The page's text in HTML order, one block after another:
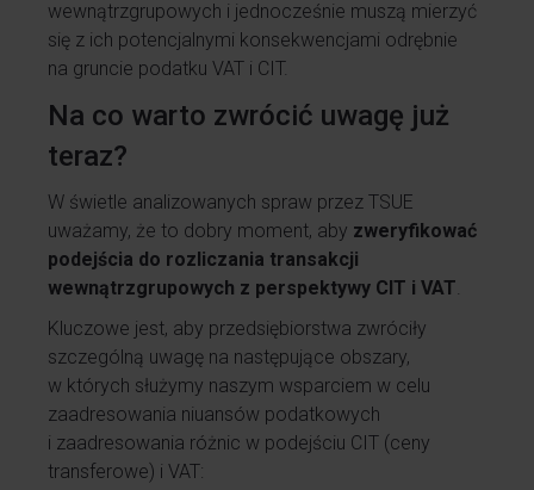
wewnątrzgrupowych i jednocześnie muszą mierzyć
się z ich potencjalnymi konsekwencjami odrębnie
na gruncie podatku VAT i CIT.
Na co warto zwrócić uwagę już
teraz?
W świetle analizowanych spraw przez TSUE
uważamy, że to dobry moment, aby zweryfikować
podejścia do rozliczania transakcji
wewnątrzgrupowych z perspektywy CIT i VAT.
Kluczowe jest, aby przedsiębiorstwa zwróciły
szczególną uwagę na następujące obszary,
w których służymy naszym wsparciem w celu
zaadresowania niuansów podatkowych
i zaadresowania różnic w podejściu CIT (ceny
transferowe) i VAT: